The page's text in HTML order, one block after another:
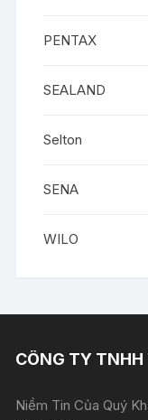
PENTAX
SEALAND
Selton
SENA
WILO
CÔNG TY
Niềm Tin Của Quý